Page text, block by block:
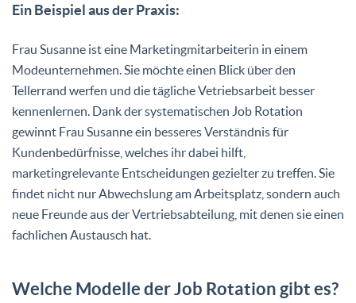
Ein Beispiel aus der Praxis:
Frau Susanne ist eine Marketingmitarbeiterin in einem
Modeunternehmen. Sie möchte einen Blick über den
Tellerrand werfen und die tägliche Vetriebsarbeit besser
kennenlernen. Dank der systematischen Job Rotation
gewinnt Frau Susanne ein besseres Verständnis für
Kundenbedürfnisse, welches ihr dabei hilft,
marketingrelevante Entscheidungen gezielter zu treffen. Sie
findet nicht nur Abwechslung am Arbeitsplatz, sondern auch
neue Freunde aus der Vertriebsabteilung, mit denen sie einen
fachlichen Austausch hat.
Welche Modelle der Job Rotation gibt es?